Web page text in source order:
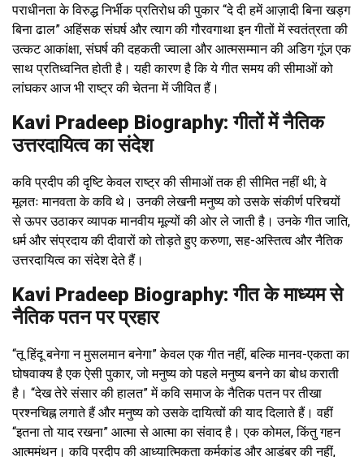
पराधीनता के विरुद्ध निर्भीक प्रतिरोध की पुकार “दे दी हमें आज़ादी बिना खड्ग
बिना ढाल” अहिंसक संघर्ष और त्याग की गौरवगाथा इन गीतों में स्वतंत्रता की
उत्कट आकांक्षा, संघर्ष की दहकती ज्वाला और आत्मसम्मान की अडिग गूंज एक
साथ प्रतिध्वनित होती है। यही कारण है कि ये गीत समय की सीमाओं को
लांघकर आज भी राष्ट्र की चेतना में जीवित हैं।
Kavi Pradeep Biography: गीतों में नैतिक
उत्तरदायित्व का संदेश
कवि प्रदीप की दृष्टि केवल राष्ट्र की सीमाओं तक ही सीमित नहीं थी; वे
मूलतः मानवता के कवि थे। उनकी लेखनी मनुष्य को उसके संकीर्ण परिचयों
से ऊपर उठाकर व्यापक मानवीय मूल्यों की ओर ले जाती है। उनके गीत जाति,
धर्म और संप्रदाय की दीवारों को तोड़ते हुए करुणा, सह-अस्तित्व और नैतिक
उत्तरदायित्व का संदेश देते हैं।
Kavi Pradeep Biography: गीत के माध्यम से
नैतिक पतन पर प्रहार
“तू हिंदू बनेगा न मुसलमान बनेगा” केवल एक गीत नहीं, बल्कि मानव-एकता का
घोषवाक्य है एक ऐसी पुकार, जो मनुष्य को पहले मनुष्य बनने का बोध कराती
है। “देख तेरे संसार की हालत” में कवि समाज के नैतिक पतन पर तीखा
प्रश्नचिह्न लगाते हैं और मनुष्य को उसके दायित्वों की याद दिलाते हैं। वहीं
“इतना तो याद रखना” आत्मा से आत्मा का संवाद है। एक कोमल, किंतु गहन
आत्ममंथन। कवि प्रदीप की आध्यात्मिकता कर्मकांड और आडंबर की नहीं,